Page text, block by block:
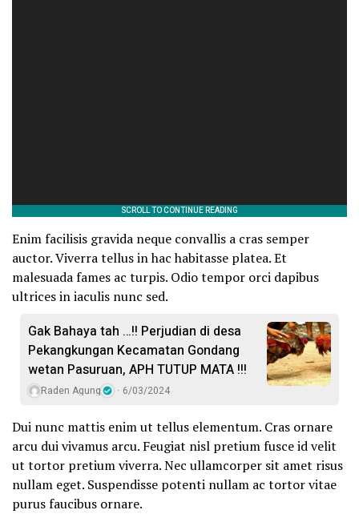
Enim facilisis gravida neque convallis a cras semper
auctor. Viverra tellus in hac habitasse platea. Et
malesuada fames ac turpis. Odio tempor orci dapibus
ultrices in iaculis nunc sed.
Gak Bahaya tah …!! Perjudian di desa
Pekangkungan Kecamatan Gondang
wetan Pasuruan, APH TUTUP MATA !!!
Raden Agung 6/03/2024
Dui nunc mattis enim ut tellus elementum. Cras ornare
arcu dui vivamus arcu. Feugiat nisl pretium fusce id velit
ut tortor pretium viverra. Nec ullamcorper sit amet risus
nullam eget. Suspendisse potenti nullam ac tortor vitae
purus faucibus ornare.